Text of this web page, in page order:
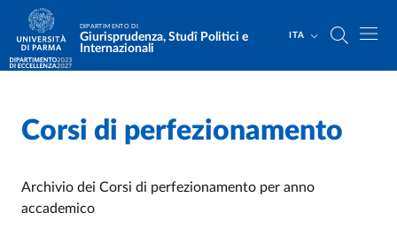
Salta al contenuto principale
Skip to footer
DIPARTIMENTO DI
Giurisprudenza, Studî Politici e
Internazionali
ITA
Home /
Corsi di perfezionamento
Archivio dei Corsi di perfezionamento per anno
accademico